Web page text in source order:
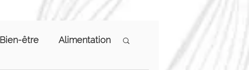
Bien-être Alimentation